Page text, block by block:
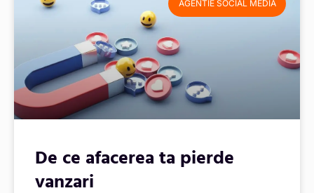
AGENTIE SOCIAL MEDIA
De ce afacerea ta pierde
vanzari